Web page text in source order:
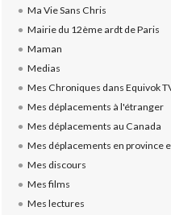
Ma Vie Sans Chris
Mairie du 12ème ardt de Paris
Maman
Medias
Mes Chroniques dans Equivok
Mes déplacements à l'étranger
Mes déplacements au Canada
Mes déplacements en province
Mes discours
Mes films
Mes lectures